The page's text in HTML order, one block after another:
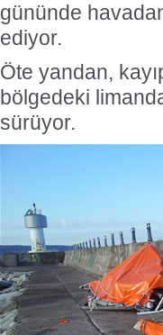
gününde
ediyor.
Öte yandan,
bölgedeki
sürüyor.